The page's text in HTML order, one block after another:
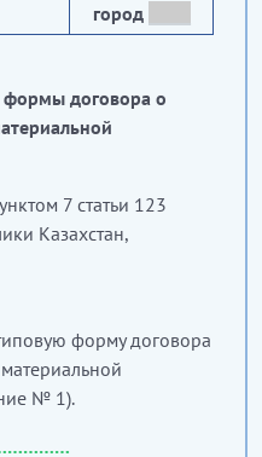
город
договора о
7 статьи 123
Казахстан,
форму договора
№ 1).